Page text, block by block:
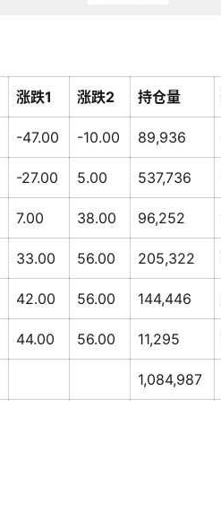
涨跌1 涨跌2 持仓量
-47.00 -10.00 89,936
-27.00 5.00 537,736
7.00 38.00 96,252
33.00 56.00 205,322
42.00 56.00 144,446
44.00 56.00 11,295
1,084,987